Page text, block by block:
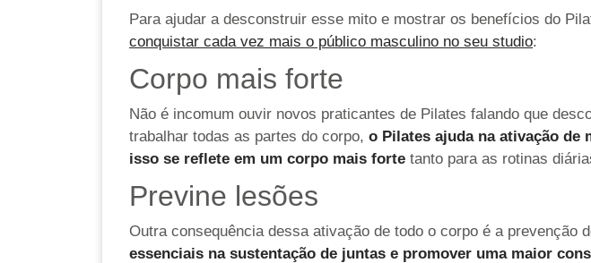
Para ajudar a desconstruir esse mito e mostrar os benefícios do
conquistar cada vez mais o público masculino no seu studio:
Corpo mais forte
Não é incomum ouvir novos praticantes de Pilates falando que
trabalhar todas as partes do corpo, o Pilates ajuda na ativação
isso se reflete em um corpo mais forte tanto para as rotinas
Previne lesões
Outra consequência dessa ativação de todo o corpo é a prevenção
essenciais na sustentação de juntas e promover uma maior